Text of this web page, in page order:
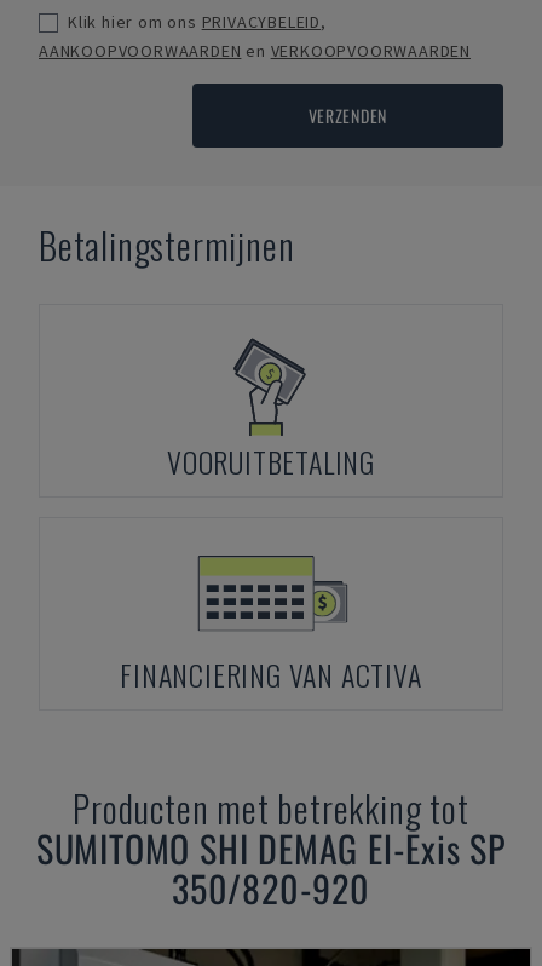
Klik hier om ons PRIVACYBELEID,
AANKOOPVOORWAARDEN en VERKOOPVOORWAARDEN
VERZENDEN
Betalingstermijnen
VOORUITBETALING
FINANCIERING VAN ACTIVA
Producten met betrekking tot
SUMITOMO SHI DEMAG El-Exis SP
350/820-920